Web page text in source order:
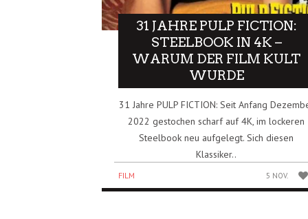
31 JAHRE PULP FICTION:
STEELBOOK IN 4K –
WARUM DER FILM KULT
WURDE
31 Jahre PULP FICTION: Seit Anfang
2022 gestochen scharf auf 4K, im lockeren
Steelbook neu aufgelegt. Sich diesen
Klassiker..
FILM 5 NOV.